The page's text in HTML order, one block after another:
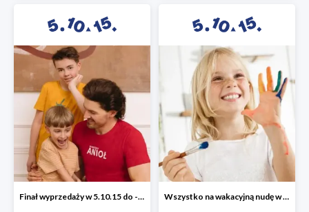
Finał wyprzedaży w 5.10.15 do -70% Wszystko na wakacyjną nudę w 5.10.15 - gry i zabawki do -50%